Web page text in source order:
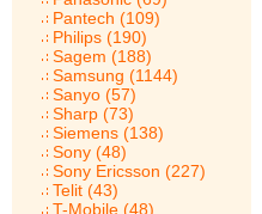
Pantech (109)
Philips (190)
Sagem (188)
Samsung (1144)
Sanyo (57)
Sharp (73)
Siemens (138)
Sony (48)
Sony Ericsson (227)
Telit (43)
T-Mobile (48)